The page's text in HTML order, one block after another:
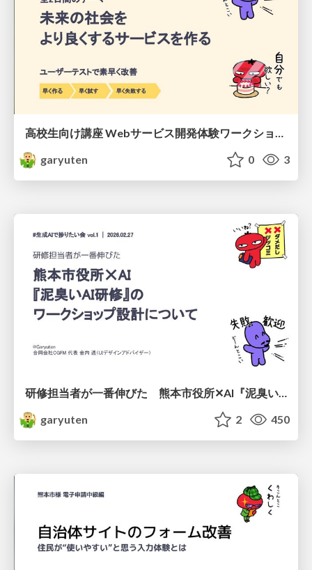
高校生向け講座 Webサービス開発体験ワークショップ 20260801-2days
garyuten
0 3
garyuten
2 450